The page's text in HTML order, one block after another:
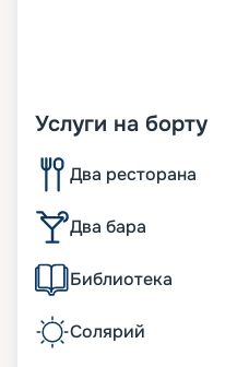
Услуги на борту
Два ресторана
Два бара
Библиотека
Солярий